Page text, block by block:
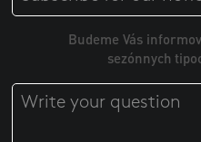
Budeme Vás
sezónnych